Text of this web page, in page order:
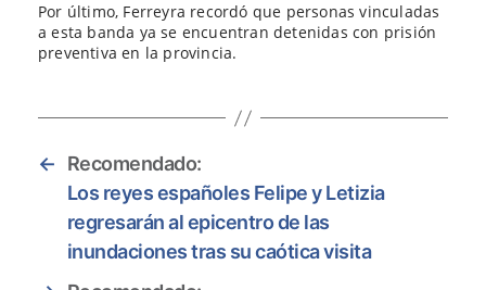
Por último, Ferreyra recordó que personas vinculadas
a esta banda ya se encuentran detenidas con prisión
preventiva en la provincia.
←
Recomendado:
Los reyes españoles Felipe y Letizia
regresarán al epicentro de las
inundaciones tras su caótica visita